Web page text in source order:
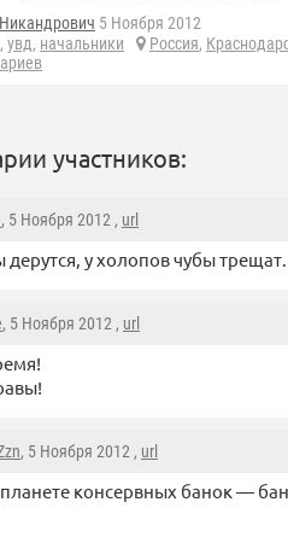
Никандрович 5 Ноября 2012
, увд, начальники Россия,
участников:
, 5 Ноября 2012 , url
дерутся, у холопов чубы трещат.
, 5 Ноября 2012 , url
, 5 Ноября 2012 , url
консервных банок —